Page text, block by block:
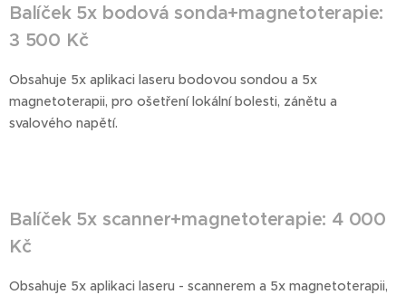
Balíček 5x bodová sonda+magnetoterapie:
3 500 Kč
Obsahuje 5x aplikaci laseru bodovou sondou a 5x
magnetoterapii, pro ošetření lokální bolesti, zánětu a
svalového napětí.
Balíček 5x scanner+magnetoterapie: 4 000
Kč
Obsahuje 5x aplikaci laseru - scannerem a 5x magnetoterapii,